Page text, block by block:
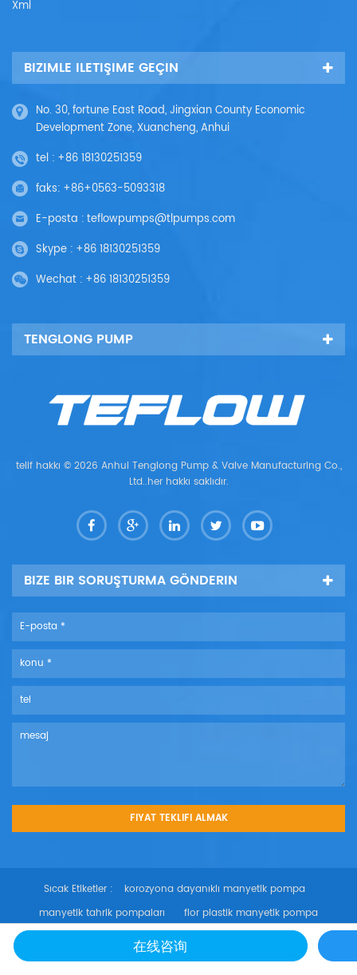
Xml
BIZIMLE ILETIŞIME GEÇIN
No. 30, fortune East Road, Jingxian County Economic
Development Zone, Xuancheng, Anhui
tel : +86 18130251359
faks: +86+0563-5093318
E-posta :teflowpumps@tlpumps.com
Skype : +86 18130251359
Wechat : +86 18130251359
TENGLONG PUMP
telif hakkı © 2026 Anhui Tenglong Pump & Valve Manufacturing Co.,
Ltd..her hakkı saklıdır.
BIZE BIR SORUŞTURMA GÖNDERIN
Sıcak Etiketler :
korozyona dayanıklı manyetik pompa
manyetik tahrik pompaları
flor plastik manyetik pompa
paslanmaz çelik manyetik pompa
perflorlanmış santrifüj pompa
flor kelebek manyetik pompa
在线咨询